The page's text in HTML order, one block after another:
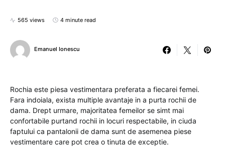
565 views 4 minute read
Emanuel Ionescu
Rochia este piesa vestimentara preferata a fiecarei femei.
Fara indoiala, exista multiple avantaje in a purta rochii de
dama. Drept urmare, majoritatea femeilor se simt mai
confortabile purtand rochii in locuri respectabile, in ciuda
faptului ca pantalonii de dama sunt de asemenea piese
vestimentare care pot crea o tinuta de exceptie.